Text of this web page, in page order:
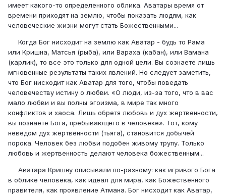
имеет какого-то определенного облика. Аватары время от
времени приходят на землю, чтобы показать людям, как
человеческие жизни могут стать Божественными...
Когда Бог нисходит на землю как Аватар - будь то Рама
или Кришна, Матсья (рыба), или Вараха (кабан), или Вамана
(карлик), то все это только для одной цели. Вы сознаете лишь
мгновенные результаты таких явлений. Но следует заметить,
что Бог нисходит как Аватар для того, чтобы поведать
человечеству истину о любви. «О люди, из-за того, что в вас
мало любви и вы полны эгоизма, в мире так много
конфликтов и хаоса. Лишь обретя любовь и дух жертвенности,
вы познаете Бога, пребывающего в человеке». Тот, кому
неведом дух жертвенности (тьяга), становится добычей
порока. Человек без любви подобен живому трупу. Только
любовь и жертвенность делают человека божественным...
Аватара Кришну описывали по-разному: как игривого Бога
в облике человека, как идеал для мира, как Божественного
правителя, как проявление Атмана. Бог нисходит как Аватар,